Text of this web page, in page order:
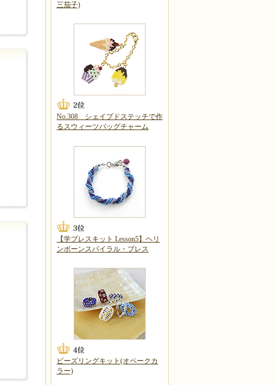
三茄子)
No.308 シェイプドステッチで作
るスウィーツバッグチャーム
【学ブレスキット Lesson5】ヘリ
ンボーンスパイラル・ブレス
ビーズリングキット(オペークカ
ラー)